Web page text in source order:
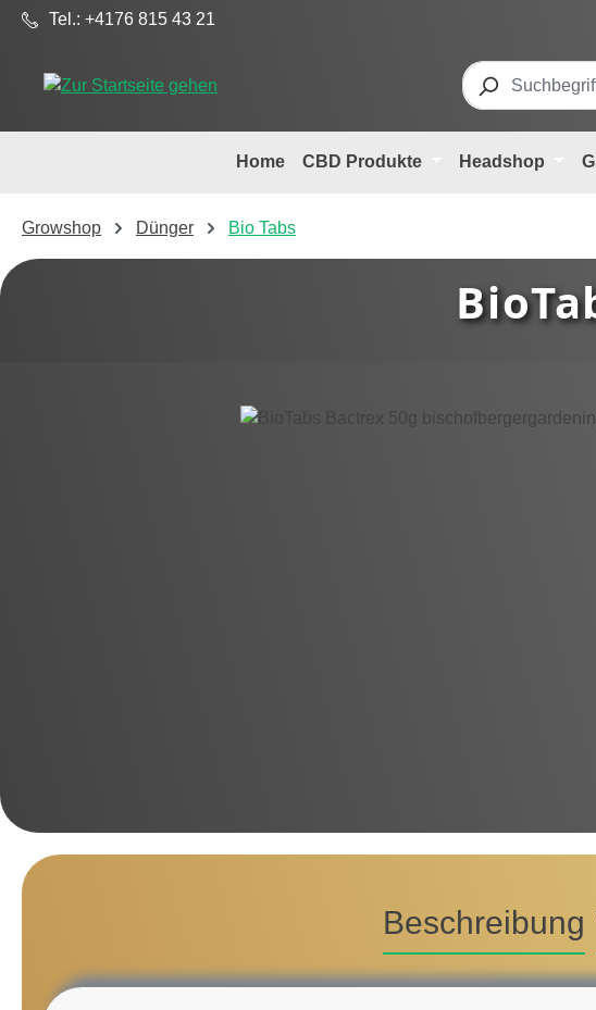
Hauptinhalt springen
Zur Suche springen
Zur Hauptnavigation springen
Tel.: +4176 815 43 21
Home CBD Produkte Headshop
Growshop Dünger Bio Tabs
Bildergalerie überspringen
Beschreibung